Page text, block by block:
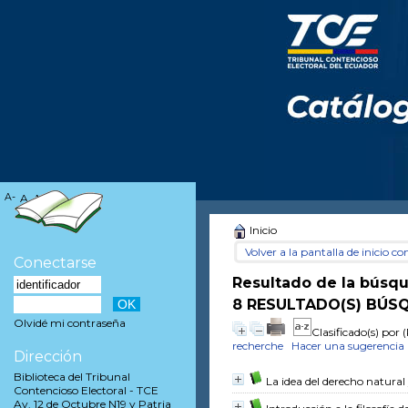
Inicio
Volver a la pantalla de inicio
Resultado de la
8 RESULTADO(S)
Clasificado(s) por
recherche
Hacer una sugerencia
La idea del derecho
A- A A+
Conectarse
Olvidé mi contraseña
Dirección
Biblioteca del Tribunal
Contencioso Electoral - TCE
Av. 12 de Octubre N19 y Patria